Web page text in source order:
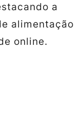
a
alimentação
online.